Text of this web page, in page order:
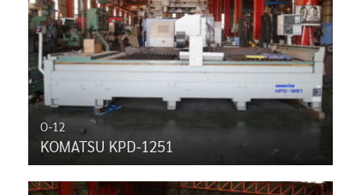
O-12
KOMATSU KPD-1251